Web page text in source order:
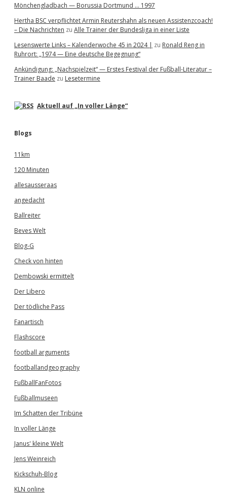
Mönchengladbach — Borussia Dortmund … 1997
Hertha BSC verpflichtet Armin Reutershahn als neuen Assistenzcoach!
– Die Nachrichten zu Alle Trainer der Bundesliga in einer Liste
Lesenswerte Links – Kalenderwoche 45 in 2024 | zu Ronald Reng in
Ruhrort: „1974 — Eine deutsche Begegnung“
Ankündigung: „Nachspielzeit“ — Erstes Festival der Fußball-Literatur –
Trainer Baade zu Lesetermine
Aktuell auf „In voller Länge“
Blogs
11km
120 Minuten
allesausseraas
angedacht
Ballreiter
Beves Welt
Blog-G
Check von hinten
Dembowski ermittelt
Der Libero
Der tödliche Pass
Fanartisch
Flashscore
football arguments
footballandgeography
FußballFanFotos
Fußballmuseen
Im Schatten der Tribüne
In voller Länge
Janus' kleine Welt
Jens Weinreich
Kickschuh-Blog
KLN online